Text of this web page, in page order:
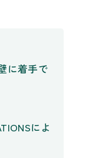
に着手で
によ